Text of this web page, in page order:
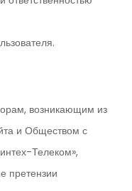
возникающим из
и Обществом с
Телеком»,
претензии